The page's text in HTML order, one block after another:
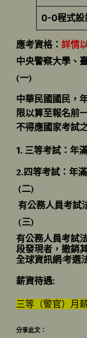
0-0程式設
應考資格： 詳情
中央警察大學、
(一)
中華民國國民，
限以算至報名前
不得應國家考試
1. 三等考試：年
2.四等考試：年
(二)
有公務人員考試
(三)
有公務人員考試
段發現者，撤銷
全球資訊網∕考選
薪資待遇:
三等（警官）月
分享此文：